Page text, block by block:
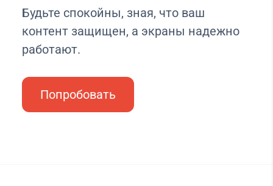
Будьте спокойны, зная, что ваш
контент защищен, а экраны надежно
работают.
Попробовать